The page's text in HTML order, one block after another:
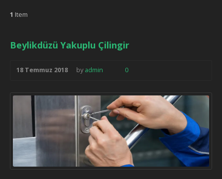
1 Item
Beylikdüzü Yakuplu Çilingir
18 Temmuz 2018 by admin 0